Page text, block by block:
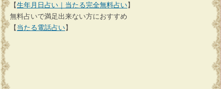
【生年月日占い｜当たる完全無料占い】
無料占いで満足出来ない方におすすめ
【当たる電話占い】